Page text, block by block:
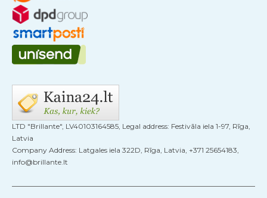
LTD "Brillante", LV40103164585, Legal address: Festivāla iela 1-97, Rīga,
Latvia
Company Address: Latgales iela 322D, Rīga, Latvia, +371 25654183,
info@brillante.lt